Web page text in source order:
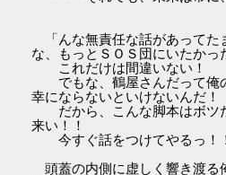
「んな無責任な話があって
な、もっとＳＯＳ団にいたかっ
これだけは間違いない！
でもな、鶴屋さんだって俺
幸にならないといけないんだ！
だから、こんな脚本はボツ
来い！！
今すぐ話をつけてやるっ！
頭蓋の内側に虚しく響き渡る